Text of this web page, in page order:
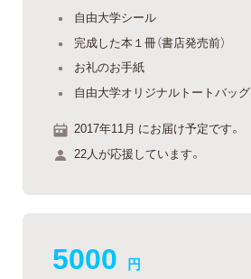
自由大学シール
完成した本１冊（書店発売前）
お礼のお手紙
自由大学オリジナルトートバッグ
2017年11月 にお届け予定です。
22人が応援しています。
5000 円